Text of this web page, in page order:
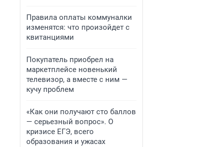
Правила оплаты коммуналки
изменятся: что произойдет с
квитанциями
Покупатель приобрел на
маркетплейсе новенький
телевизор, а вместе с ним —
кучу проблем
«Как они получают сто баллов
— серьезный вопрос». О
кризисе ЕГЭ, всего
образования и ужасах